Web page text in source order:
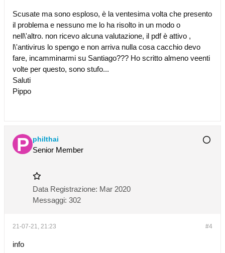
Scusate ma sono esploso, è la ventesima volta che presento
il problema e nessuno me lo ha risolto in un modo o
nell\'altro. non ricevo alcuna valutazione, il pdf è attivo ,
l\'antivirus lo spengo e non arriva nulla cosa cacchio devo
fare, incamminarmi su Santiago??? Ho scritto almeno veenti
volte per questo, sono stufo...
Saluti
Pippo
philthai
Senior Member
Data Registrazione: Mar 2020
Messaggi: 302
#4
21-07-21, 21:23
info